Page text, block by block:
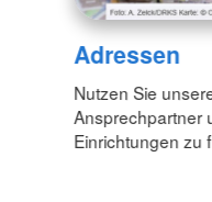
Adressen
Nutzen Sie
Ansprechpartner
Einrichtungen zu